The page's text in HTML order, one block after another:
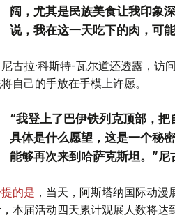
阔，尤其是民族美食让我印象
说，我在这一天吃下的肉，可
古拉·科斯特-瓦尔道还透露，访
自己的手放在手模上许愿。
“我登上了巴伊铁列克顶部，
具体是什么愿望，这是一个秘
能够再次来到哈萨克斯坦。”尼
的是 ，当天，阿斯塔纳国际动
本届活动四天累计观展人数将达